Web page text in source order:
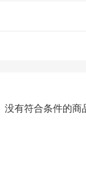
没有符合条件的商